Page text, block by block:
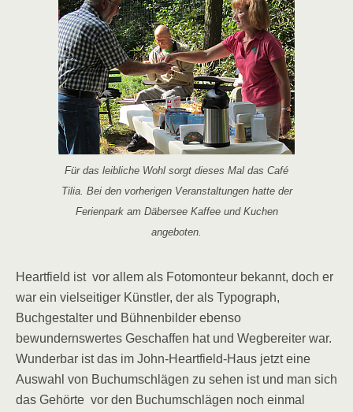
Für das leibliche Wohl sorgt dieses Mal das Café
Tilia. Bei den vorherigen Veranstaltungen hatte der
Ferienpark am Däbersee Kaffee und Kuchen
angeboten.
Heartfield ist vor allem als Fotomonteur bekannt, doch er
war ein vielseitiger Künstler, der als Typograph,
Buchgestalter und Bühnenbilder ebenso
bewundernswertes Geschaffen hat und Wegbereiter war.
Wunderbar ist das im John-Heartfield-Haus jetzt eine
Auswahl von Buchumschlägen zu sehen ist und man sich
das Gehörte vor den Buchumschlägen noch einmal